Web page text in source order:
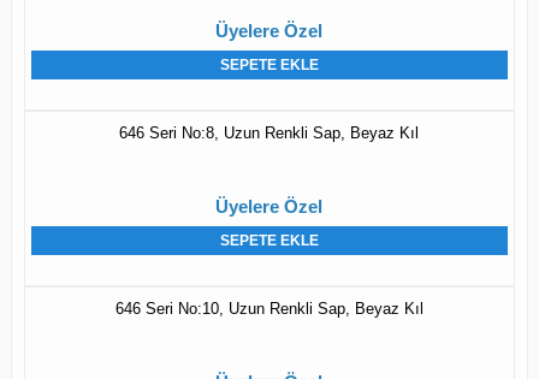
Üyelere Özel
SEPETE EKLE
646 Seri No:8, Uzun Renkli Sap, Beyaz Kıl
Üyelere Özel
SEPETE EKLE
646 Seri No:10, Uzun Renkli Sap, Beyaz Kıl